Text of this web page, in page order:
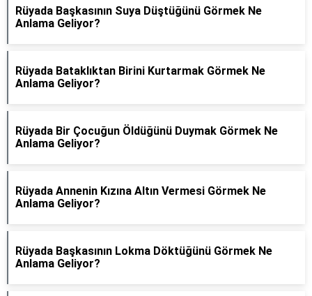
Rüyada Başkasının Suya Düştüğünü Görmek Ne
Anlama Geliyor?
Rüyada Bataklıktan Birini Kurtarmak Görmek Ne
Anlama Geliyor?
Rüyada Bir Çocuğun Öldüğünü Duymak Görmek Ne
Anlama Geliyor?
Rüyada Annenin Kızına Altın Vermesi Görmek Ne
Anlama Geliyor?
Rüyada Başkasının Lokma Döktüğünü Görmek Ne
Anlama Geliyor?